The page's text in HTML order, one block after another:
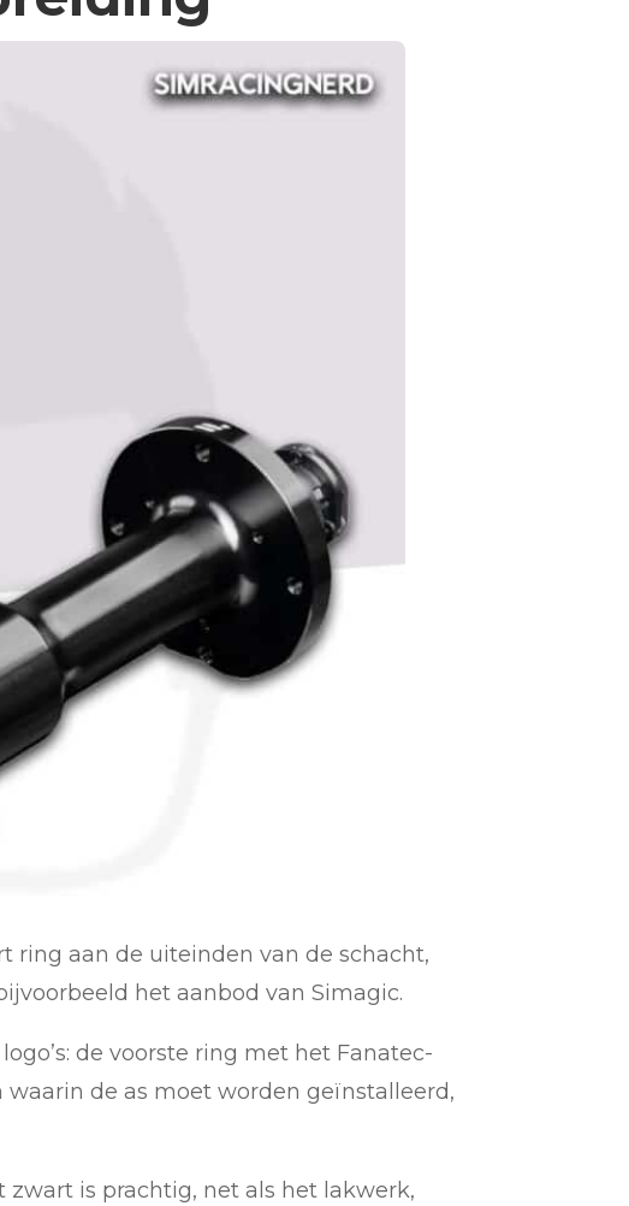
ring aan de uiteinden van de schacht,
het aanbod van Simagic.
de voorste ring met het Fanatec-
de as moet worden geïnstalleerd,
is prachtig, net als het lakwerk,